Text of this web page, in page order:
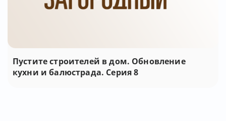
Пустите строителей в дом. Обновление
кухни и балюстрада. Серия 8